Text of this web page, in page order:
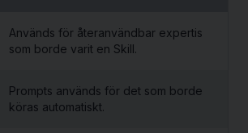
Används för återanvändbar expertis
som borde varit en Skill.
Prompts används för det som borde
köras automatiskt.